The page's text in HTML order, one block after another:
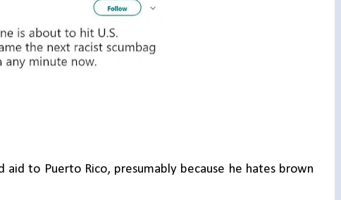
to Puerto Rico, presumably because he hates brown